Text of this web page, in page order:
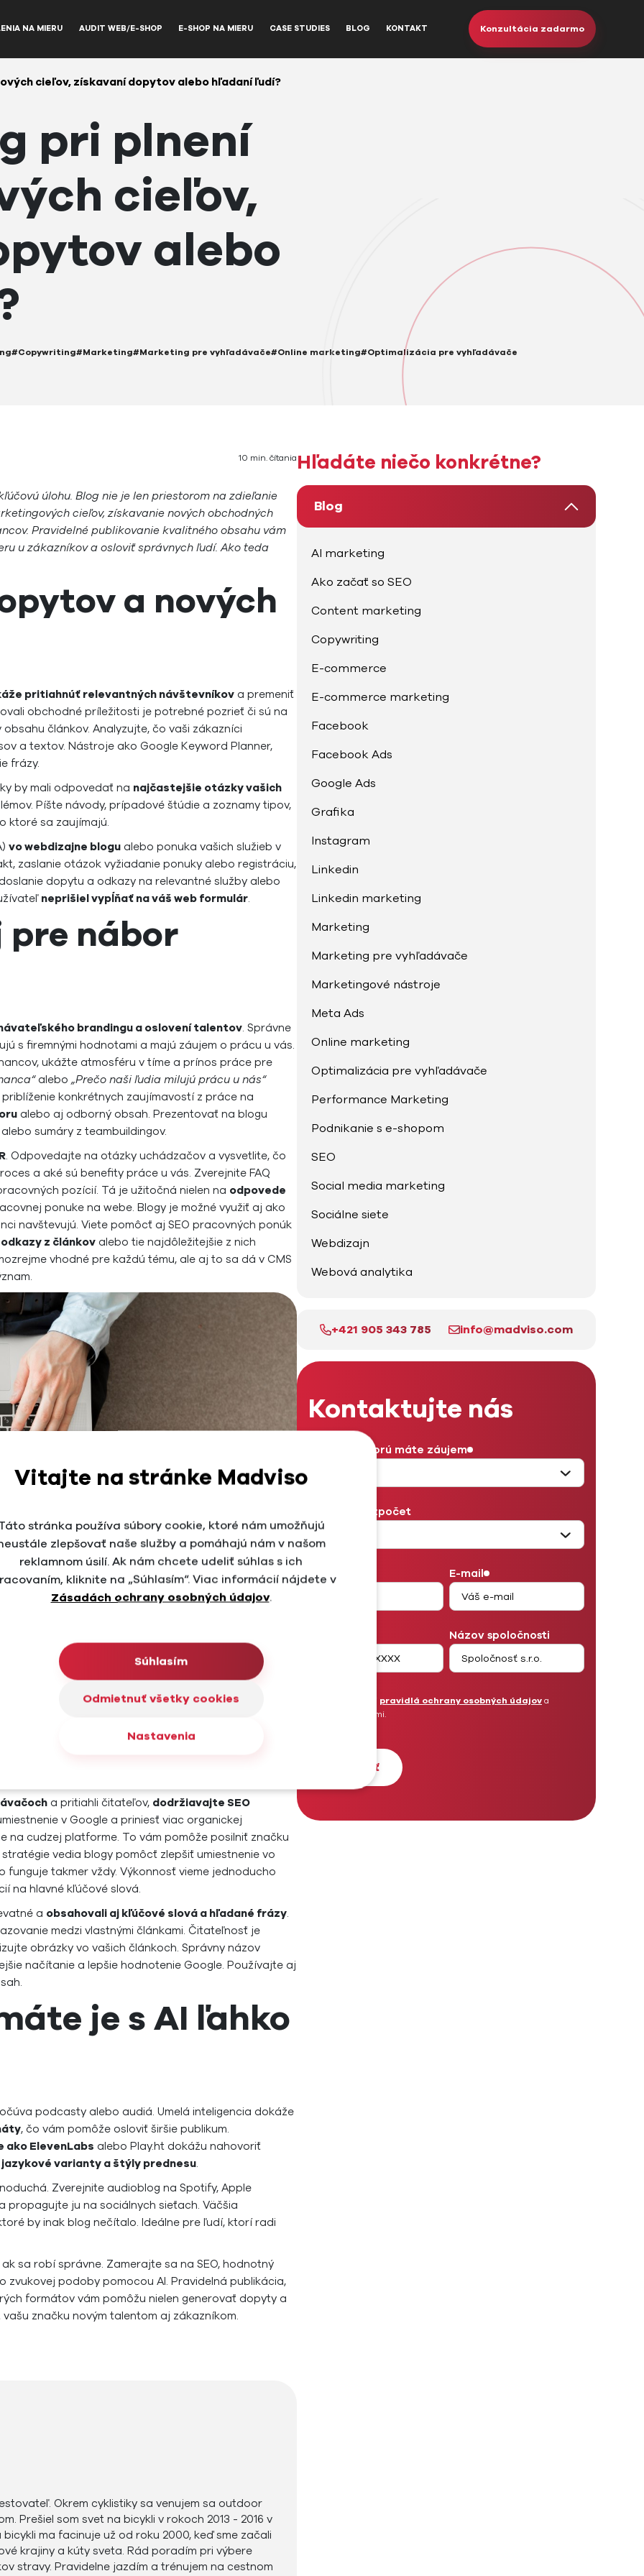
NA MIERU AUDIT WEB/E-SHOP E-SHOP NA MIERU CASE STUDIES BLOG KONTAKT Konzultácia zadarmo
cieľov, získavaní dopytov alebo hľadaní ľudí?
pri plnení
cieľov,
alebo
#Copywriting#Marketing#Marketing pre vyhľadávače#Online marketing#Optimalizácia pre vyhľadávače
10 min. čítania
úlohu. Blog nie je len priestorom na zdieľanie
cieľov, získavanie nových obchodných
Pravidelné publikovanie kvalitného obsahu vám
u zákazníkov a osloviť správnych ľudí. Ako teda
a nových
pritiahnúť relevantných návštevníkov a premeniť
obchodné príležitosti je potrebné pozrieť či sú na
článkov. Analyzujte, čo vaši zákazníci
a textov. Nástroje ako Google Keyword Planner,
frázy.
by mali odpovedať na najčastejšie otázky vašich
Píšte návody, prípadové štúdie a zoznamy tipov,
ktoré sa zaujímajú.
vo webdizajne blogu alebo ponuka vašich služieb v
zaslanie otázok vyžiadanie ponuky alebo registráciu,
dopytu a odkazy na relevantné služby alebo
neprišiel vypĺňať na váš web formulár.
pre nábor
brandingu a oslovení talentov. Správne
s firemnými hodnotami a majú záujem o prácu u vás.
ukážte atmosféru v tíme a prínos práce pre
alebo„Prečo naši ľudia milujú prácu u nás“
konkrétnych zaujímavostí z práce na
alebo aj odborný obsah. Prezentovať na blogu
sumáry z teambuildingov.
. Odpovedajte na otázky uchádzačov a vysvetlite, čo
a aké sú benefity práce u vás. Zverejnite FAQ
pozícií. Tá je užitočná nielen na odpovede
ponuke na webe. Blogy je možné využiť aj ako
navštevujú. Viete pomôcť aj SEO pracovných ponúk
z článkov alebo tie najdôležitejšie z nich
vhodné pre každú tému, ale aj to sa dá v CMS
budovanie
a pritiahli čitateľov, dodržiavajte SEO
v Google a priniesť viac organickej
na cudzej platforme. To vám pomôže posilniť značku
vedia blogy pomôcť zlepšiť umiestnenie vo
funguje takmer vždy. Výkonnosť vieme jednoducho
na hlavné kľúčové slová.
a obsahovali aj kľúčové slová a hľadané frázy.
medzi vlastnými článkami. Čitateľnosť je
obrázky vo vašich článkoch. Správny názov
načítanie a lepšie hodnotenie Google. Používajte aj
je s AI ľahko
podcasty alebo audiá. Umelá inteligencia dokáže
, čo vám pomôže osloviť širšie publikum.
ako ElevenLabs alebo Play.ht dokážu nahovoriť
varianty a štýly prednesu.
Zverejnite audioblog na Spotify, Apple
propagujte ju na sociálnych sieťach. Väčšia
by inak blog nečítalo. Ideálne pre ľudí, ktorí radi
sa robí správne. Zamerajte sa na SEO, hodnotný
podoby pomocou AI. Pravidelná publikácia,
formátov vám pomôžu nielen generovať dopyty a
značku novým talentom aj zákazníkom.
Okrem cyklistiky sa venujem sa outdoor
Prešiel som svet na bicykli v rokoch 2013 - 2016 v
ma facinuje už od roku 2000, keď sme začali
krajiny a kúty sveta. Rád poradím pri výbere
stravy. Pravidelne jazdím a trénujem na cestnom
Hľadáte niečo konkrétne?
Blog
AI marketing
Ako začať so SEO
Content marketing
Copywriting
E-commerce
E-commerce marketing
Facebook
Facebook Ads
Google Ads
Grafika
Instagram
Linkedin
Linkedin marketing
Marketing
Marketing pre vyhľadávače
Marketingové nástroje
Meta Ads
Online marketing
Optimalizácia pre vyhľadávače
Performance Marketing
Podnikanie s e-shopom
SEO
Social media marketing
Sociálne siete
Webdizajn
Webová analytika
+421 905 343 785 info@madviso.com
Kontaktujte nás
Služba, o ktorú máte záujem
Mesačný rozpočet
Meno E-mail
Názov spoločnosti
pravidlá ochrany osobných údajova
súhlasím s nimi.
Vitajte na stránke Madviso
stránka používa súbory cookie, ktoré nám umožňujú
zlepšovať naše služby a pomáhajú nám v našom
reklamnom úsilí. Ak nám chcete udeliť súhlas s ich
kliknite na „Súhlasím“. Viac informácií nájdete v
Zásadách ochrany osobných údajov.
Súhlasím
Odmietnuť všetky cookies
Nastavenia